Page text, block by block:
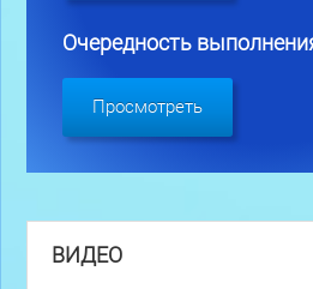
Очередность
Просмотреть
ВИДЕО